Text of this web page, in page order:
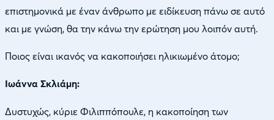
επιστημονικά με έναν άνθρωπο με ειδίκευση πάνω σε αυτό
και με γνώση, θα την κάνω την ερώτηση μου λοιπόν αυτή.
Ποιος είναι ικανός να κακοποιήσει ηλικιωμένο άτομο;
Ιωάννα Σκλιάμη:
Δυστυχώς, κύριε Φιλιππόπουλε, η κακοποίηση των